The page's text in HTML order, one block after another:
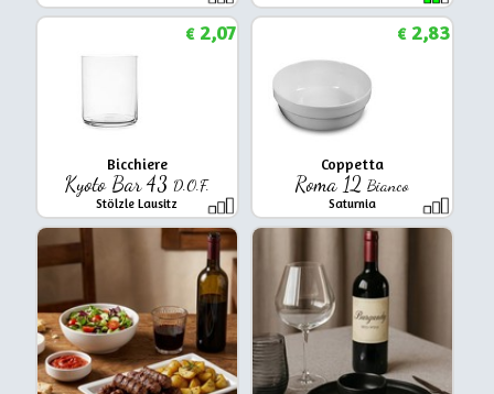
Bicchiere
Kyoto Bar 43 D.O.F.
Stölzle Lausitz
€2,07
Coppetta
Roma 12Bianco
Saturnia
€2,83